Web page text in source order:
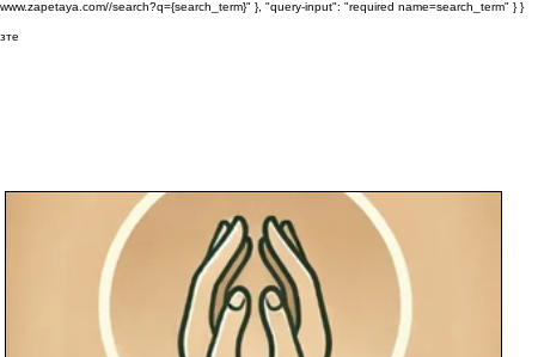
search?q={search_term}" }, "query-input": "required name=search_term" } }